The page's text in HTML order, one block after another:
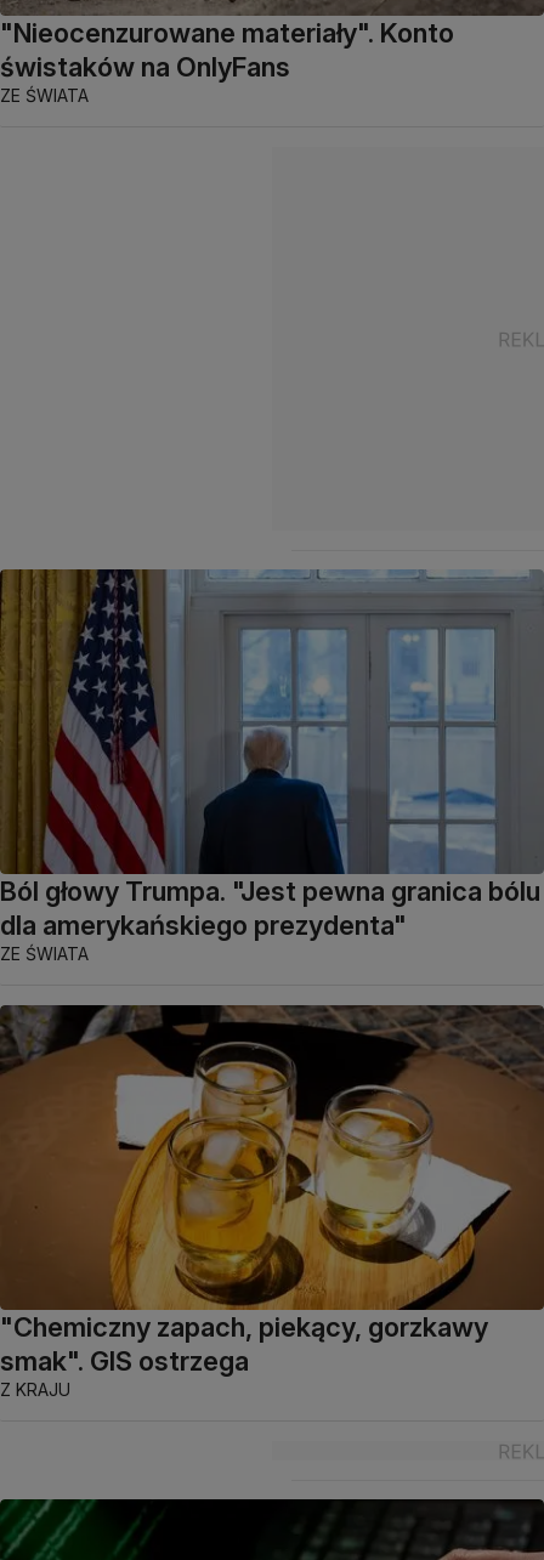
"Nieocenzurowane materiały". Konto
świstaków na OnlyFans
ZE ŚWIATA
Ból głowy Trumpa. "Jest pewna granica bólu
dla amerykańskiego prezydenta"
ZE ŚWIATA
"Chemiczny zapach, piekący, gorzkawy
smak". GIS ostrzega
Z KRAJU